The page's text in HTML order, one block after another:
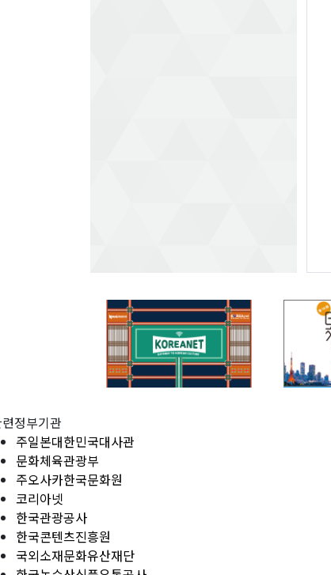
정부기관
주일본대한민국대사관
문화체육관광부
주오사카한국문화원
코리아넷
한국관광공사
한국콘텐츠진흥원
국외소재문화유산재단